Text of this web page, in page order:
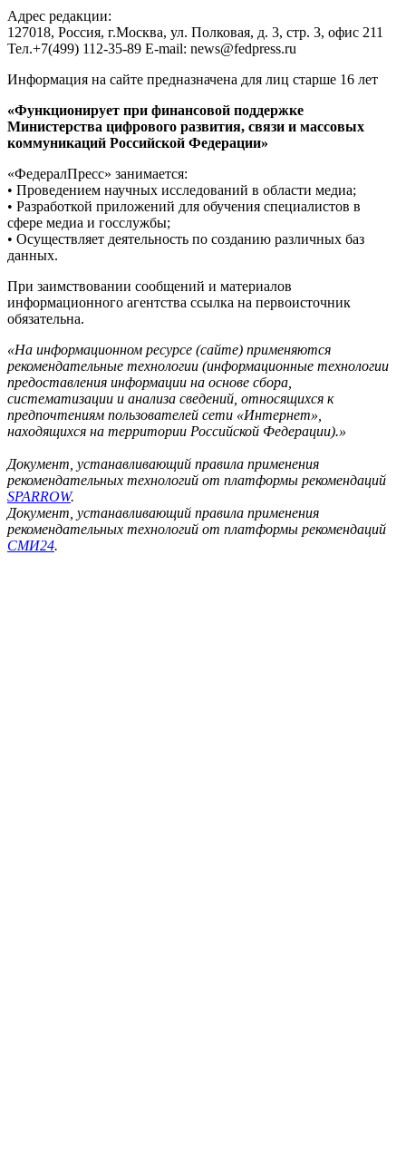
Адрес редакции:
127018, Россия, г.Москва, ул. Полковая, д. 3, стр. 3, офис 211
Тел.+7(499) 112-35-89 E-mail: news@fedpress.ru
Информация на сайте предназначена для лиц старше 16 лет
«Функционирует при финансовой поддержке
Министерства цифрового развития, связи и массовых
коммуникаций Российской Федерации»
«ФедералПресс» занимается:
• Проведением научных исследований в области медиа;
• Разработкой приложений для обучения специалистов в
сфере медиа и госслужбы;
• Осуществляет деятельность по созданию различных баз
данных.
При заимствовании сообщений и материалов
информационного агентства ссылка на первоисточник
обязательна.
«На информационном ресурсе (сайте) применяются
рекомендательные технологии (информационные технологии
предоставления информации на основе сбора,
систематизации и анализа сведений, относящихся к
предпочтениям пользователей сети «Интернет»,
находящихся на территории Российской Федерации).»
Документ, устанавливающий правила применения
рекомендательных технологий от платформы рекомендаций
SPARROW.
Документ, устанавливающий правила применения
рекомендательных технологий от платформы рекомендаций
СМИ24.